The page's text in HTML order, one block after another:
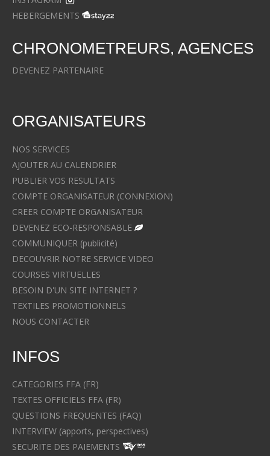
HEBERGEMENTS
CHRONOMETREURS, AGENCES
DEVENEZ PARTENAIRE
ORGANISATEURS
NOS SERVICES
AJOUTER AU CALENDRIER
PUBLIER VOS RESULTATS
COMPTE ORGANISATEUR (CONNEXION)
CREER COMPTE ORGANISATEUR
DEVENEZ ECO-RESPONSABLE
COMMUNIQUER (publicité)
DECOUVRIR NOTRE SERVICE VIDEO
COURSES VIRTUELLES
BESOIN D'UN SITE INTERNET ?
TEXTILES PROMOTIONNELS
NOUS CONTACTER
INFOS
CATEGORIES FFA (FR)
TEXTES OFFICIELS FFA (FR)
QUESTIONS FREQUENTES (FAQ)
INTERVIEW (apports, perspectives)
SECURITE DES PAIEMENTS